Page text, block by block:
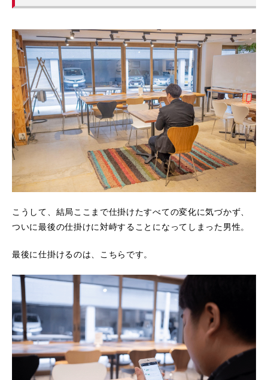
こうして、結局ここまで仕掛けたすべての変化に気づかず、
ついに最後の仕掛けに対峙することになってしまった男性。
最後に仕掛けるのは、こちらです。